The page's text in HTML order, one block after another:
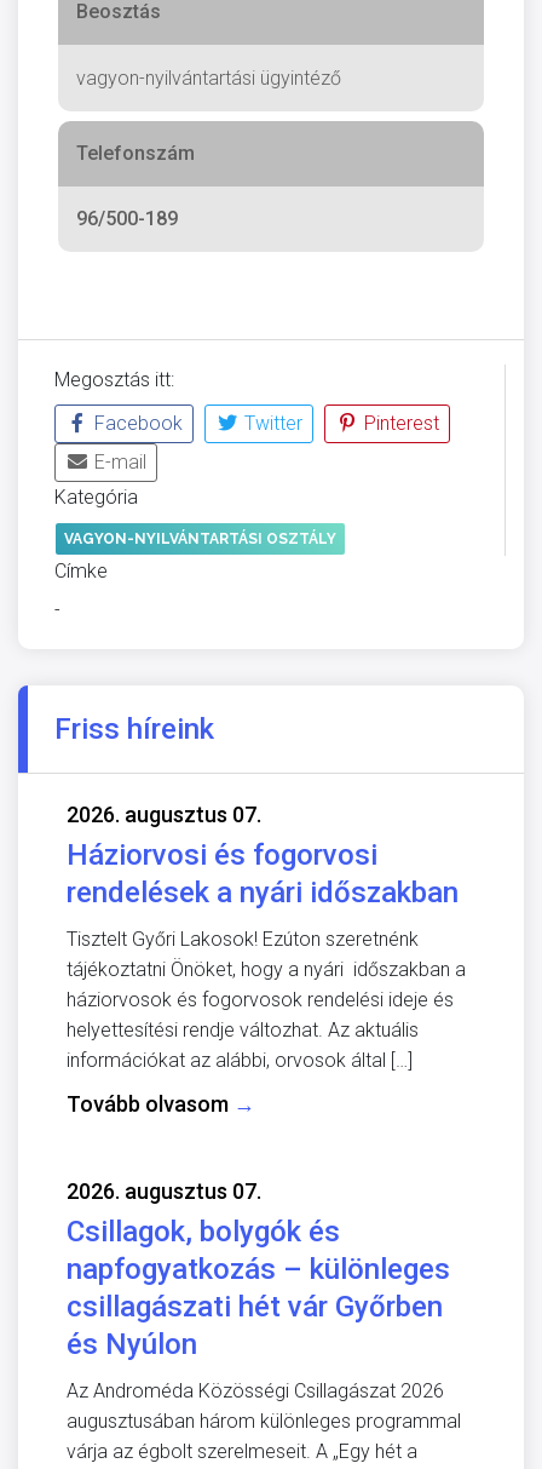
Beosztás
vagyon-nyilvántartási ügyintéző
Telefonszám
96/500-189
Megosztás itt:
Facebook
Twitter
Pinterest
E-mail
Kategória
VAGYON-NYILVÁNTARTÁSI OSZTÁLY
Címke
-
Friss híreink
2026. augusztus 07.
Háziorvosi és fogorvosi
rendelések a nyári időszakban
Tisztelt Győri Lakosok! Ezúton szeretnénk
tájékoztatni Önöket, hogy a nyári időszakban a
háziorvosok és fogorvosok rendelési ideje és
helyettesítési rendje változhat. Az aktuális
információkat az alábbi, orvosok által […]
Tovább olvasom →
2026. augusztus 07.
Csillagok, bolygók és
napfogyatkozás – különleges
csillagászati hét vár Győrben
és Nyúlon
Az Androméda Közösségi Csillagászat 2026
augusztusában három különleges programmal
várja az égbolt szerelmeseit. A „Egy hét a